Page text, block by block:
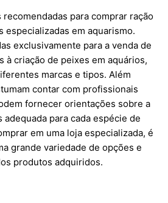
recomendadas para comprar ração
especializadas em aquarismo.
exclusivamente para a venda de
à criação de peixes em aquários,
marcas e tipos. Além
contar com profissionais
fornecer orientações sobre a
adequada para cada espécie de
em uma loja especializada, é
grande variedade de opções e
produtos adquiridos.